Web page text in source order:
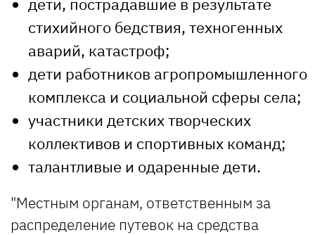
стихийного бедствия, техногенных
аварий, катастроф;
дети работников агропромышленного
комплекса и социальной сферы села;
участники детских творческих
коллективов и спортивных команд;
талантливые и одаренные дети.
"Местным органам, ответственным за
распределение путевок на средства